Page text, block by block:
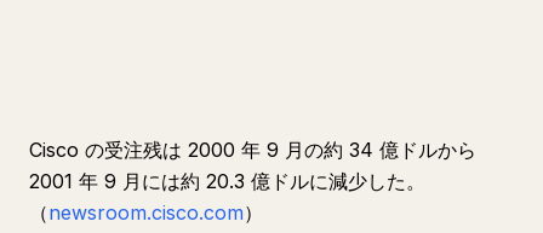
Cisco の受注残は 2000 年 9 月の約 34 億ドルから
2001 年 9 月には約 20.3 億ドルに減少した。
（newsroom.cisco.com）